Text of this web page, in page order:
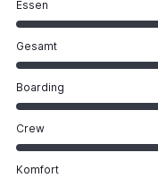
Essen
Gesamt
Boarding
Crew
Komfort